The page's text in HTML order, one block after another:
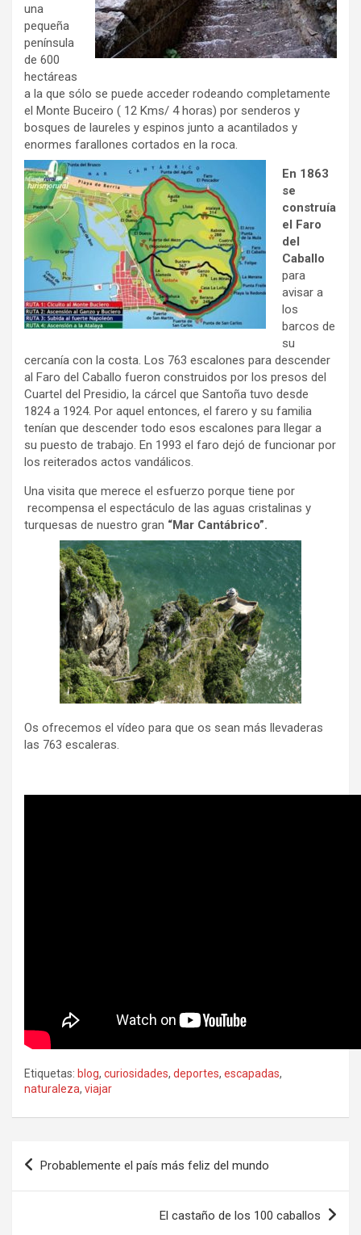
una
pequeña
península
de 600
hectáreas
a la que sólo se puede acceder rodeando completamente
el Monte Buceiro ( 12 Kms/ 4 horas) por senderos y
bosques de laureles y espinos junto a acantilados y
enormes farallones cortados en la roca.
En 1863
se
construía
el Faro
del
Caballo
para
avisar a
los
barcos de
su
cercanía con la costa. Los 763 escalones para descender
al Faro del Caballo fueron construidos por los presos del
Cuartel del Presidio, la cárcel que Santoña tuvo desde
1824 a 1924. Por aquel entonces, el farero y su familia
tenían que descender todo esos escalones para llegar a
su puesto de trabajo. En 1993 el faro dejó de funcionar por
los reiterados actos vandálicos.
Una visita que merece el esfuerzo porque tiene por
recompensa el espectáculo de las aguas cristalinas y
turquesas de nuestro gran “Mar Cantábrico”.
Os ofrecemos el vídeo para que os sean más llevaderas
las 763 escaleras.
Etiquetas: blog, curiosidades, deportes, escapadas,
naturaleza, viajar
Navegación
de
Probablemente el país más feliz del mundo
El castaño de los 100 caballos